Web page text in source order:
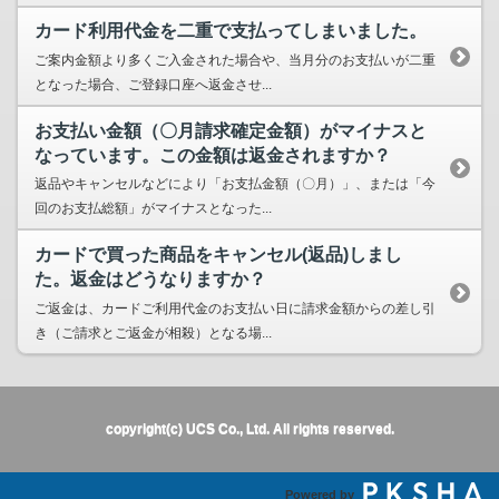
カード利用代金を二重で支払ってしまいました。
ご案内金額より多くご入金された場合や、当月分のお支払いが二重
となった場合、ご登録口座へ返金させ...
お支払い金額（〇月請求確定金額）がマイナスと
なっています。この金額は返金されますか？
返品やキャンセルなどにより「お支払金額（〇月）」、または「今
回のお支払総額」がマイナスとなった...
カードで買った商品をキャンセル(返品)しまし
た。返金はどうなりますか？
ご返金は、カードご利用代金のお支払い日に請求金額からの差し引
き（ご請求とご返金が相殺）となる場...
copyright(c) UCS Co., Ltd. All rights reserved.
Powered by